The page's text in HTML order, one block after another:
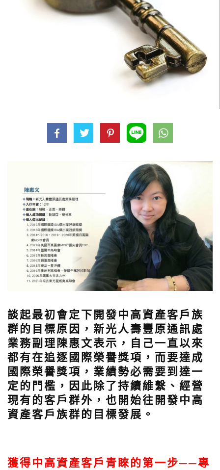
談起最初會定下開發中高資產客戶族
群的目標原因，新光人壽豐原通訊處
業務副理陳惠文表示，自己一直以來
都有在追逐國際榮譽獎項，而要達成
國際榮譽獎項，業績勢必需要到達一
定的門檻，因此除了持續維繫、經營
現有的客戶群外，也開始往開發中高
資產客戶族群的目標發展。
獲得中高資產客戶青睞的第一步──專